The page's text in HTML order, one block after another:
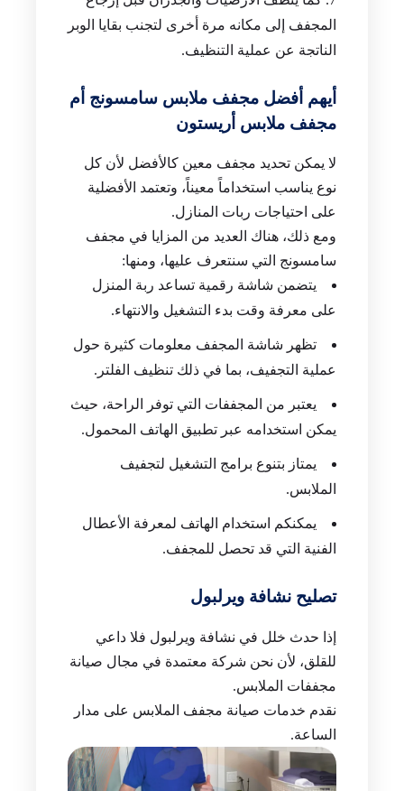
المجفف إلى مكانه مرة أخرى لتجنب بقايا الوبر
الناتجة عن عملية التنظيف.
أيهم أفضل مجفف ملابس سامسونج أم
مجفف ملابس أريستون
لا يمكن تحديد مجفف معين كالأفضل لأن كل
نوع يناسب استخداماً معيناً، وتعتمد الأفضلية
على احتياجات ربات المنازل.
ومع ذلك، هناك العديد من المزايا في مجفف
سامسونج التي سنتعرف عليها، ومنها:
يتضمن شاشة رقمية تساعد ربة المنزل
على معرفة وقت بدء التشغيل والانتهاء.
تظهر شاشة المجفف معلومات كثيرة حول
عملية التجفيف، بما في ذلك تنظيف الفلتر.
يعتبر من المجففات التي توفر الراحة، حيث
يمكن استخدامه عبر تطبيق الهاتف المحمول.
يمتاز بتنوع برامج التشغيل لتجفيف
الملابس.
يمكنكم استخدام الهاتف لمعرفة الأعطال
الفنية التي قد تحصل للمجفف.
تصليح نشافة ويرلبول
إذا حدث خلل في نشافة ويرلبول فلا داعي
للقلق، لأن نحن شركة معتمدة في مجال صيانة
مجففات الملابس.
نقدم خدمات صيانة مجفف الملابس على مدار
الساعة.